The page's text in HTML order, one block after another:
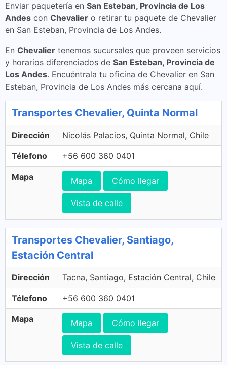
Enviar paquetería en San Esteban, Provincia de Los
Andes con Chevalier o retirar tu paquete de Chevalier
en San Esteban, Provincia de Los Andes.
En Chevalier tenemos sucursales que proveen servicios
y horarios diferenciados de San Esteban, Provincia de
Los Andes. Encuéntrala tu oficina de Chevalier en San
Esteban, Provincia de Los Andes más cercana aquí.
Transportes Chevalier, Quinta Normal
Dirección Nicolás Palacios, Quinta Normal, Chile
Télefono +56 600 360 0401
Mapa Mapa Cómo llegar
Vista de calle
Transportes Chevalier, Santiago,
Estación Central
Dirección Tacna, Santiago, Estación Central, Chile
Télefono +56 600 360 0401
Mapa Mapa Cómo llegar
Vista de calle